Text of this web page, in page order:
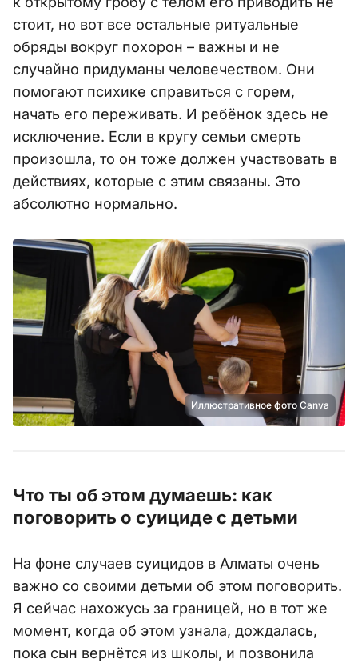
стоит, но вот все остальные ритуальные
обряды вокруг похорон – важны и не
случайно придуманы человечеством. Они
помогают психике справиться с горем,
начать его переживать. И ребёнок здесь не
исключение. Если в кругу семьи смерть
произошла, то он тоже должен участвовать в
действиях, которые с этим связаны. Это
абсолютно нормально.
Иллюстративное фото Canva
Что ты об этом думаешь: как
поговорить о суициде с детьми
На фоне случаев суицидов в Алматы очень
важно со своими детьми об этом поговорить.
Я сейчас нахожусь за границей, но в тот же
момент, когда об этом узнала, дождалась,
пока сын вернётся из школы, и позвонила